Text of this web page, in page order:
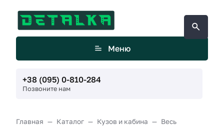
Меню
+38 (095) 0-810-284
Позвоните нам
Главная Каталог Кузов и кабина
Весь